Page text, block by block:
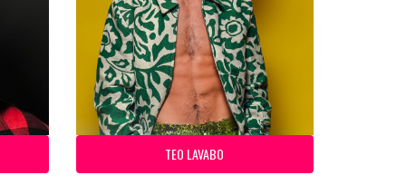
TEO LAVABO